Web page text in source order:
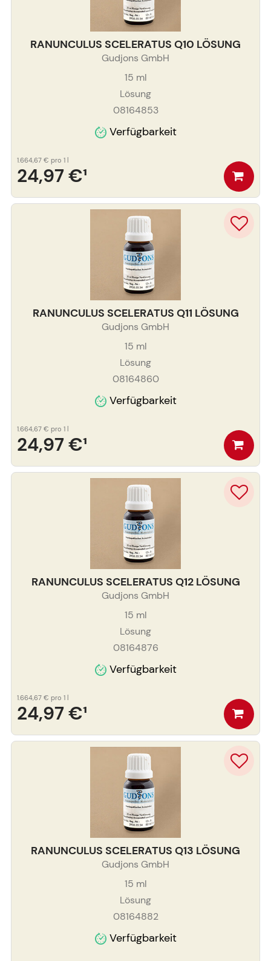
RANUNCULUS SCELERATUS Q10 LÖSUNG
Gudjons GmbH
15 ml
Lösung
08164853
Verfügbarkeit
24,97 €¹
1.664,67 € pro 1 l
RANUNCULUS SCELERATUS Q11 LÖSUNG
Gudjons GmbH
15 ml
Lösung
08164860
Verfügbarkeit
24,97 €¹
1.664,67 € pro 1 l
RANUNCULUS SCELERATUS Q12 LÖSUNG
Gudjons GmbH
15 ml
Lösung
08164876
Verfügbarkeit
24,97 €¹
1.664,67 € pro 1 l
RANUNCULUS SCELERATUS Q13 LÖSUNG
Gudjons GmbH
15 ml
Lösung
08164882
Verfügbarkeit